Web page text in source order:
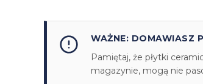
WAŻNE: DOMAWIASZ
Pamiętaj, że płytki
magazynie, mogą nie